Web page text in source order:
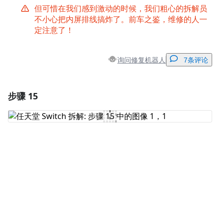
但可惜在我们感到激动的时候，我们粗心的拆解员
不小心把内屏排线搞炸了。前车之鉴，维修的人一
定注意了！
询问修复机器人 7条评论
添加评论
步骤 15